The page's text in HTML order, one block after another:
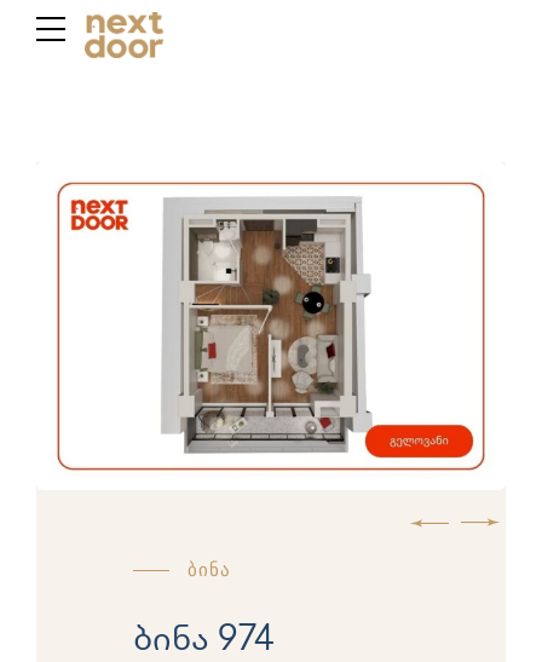
ბინა
ბინა 974